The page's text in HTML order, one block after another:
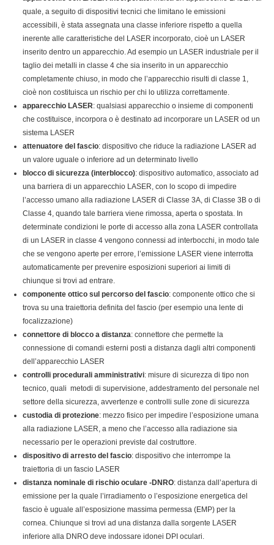
quale, a seguito di dispositivi tecnici che limitano le emissioni
accessibili, è stata assegnata una classe inferiore rispetto a quella
inerente alle caratteristiche del LASER incorporato, cioè un LASER
inserito dentro un apparecchio. Ad esempio un LASER industriale per il
taglio dei metalli in classe 4 che sia inserito in un apparecchio
completamente chiuso, in modo che l’apparecchio risulti di classe 1,
cioè non costituisca un rischio per chi lo utilizza correttamente.
apparecchio LASER: qualsiasi apparecchio o insieme di componenti
che costituisce, incorpora o è destinato ad incorporare un LASER od un
sistema LASER
attenuatore del fascio: dispositivo che riduce la radiazione LASER ad
un valore uguale o inferiore ad un determinato livello
blocco di sicurezza (interblocco): dispositivo automatico, associato ad
una barriera di un apparecchio LASER, con lo scopo di impedire
l’accesso umano alla radiazione LASER di Classe 3A, di Classe 3B o di
Classe 4, quando tale barriera viene rimossa, aperta o spostata. In
determinate condizioni le porte di accesso alla zona LASER controllata
di un LASER in classe 4 vengono connessi ad interbocchi, in modo tale
che se vengono aperte per errore, l’emissione LASER viene interrotta
automaticamente per prevenire esposizioni superiori ai limiti di
chiunque si trovi ad entrare.
componente ottico sul percorso del fascio: componente ottico che si
trova su una traiettoria definita del fascio (per esempio una lente di
focalizzazione)
connettore di blocco a distanza: connettore che permette la
connessione di comandi esterni posti a distanza dagli altri componenti
dell’apparecchio LASER
controlli procedurali amministrativi: misure di sicurezza di tipo non
tecnico, quali metodi di supervisione, addestramento del personale nel
settore della sicurezza, avvertenze e controlli sulle zone di sicurezza
custodia di protezione: mezzo fisico per impedire l’esposizione umana
alla radiazione LASER, a meno che l’accesso alla radiazione sia
necessario per le operazioni previste dal costruttore.
dispositivo di arresto del fascio: dispositivo che interrompe la
traiettoria di un fascio LASER
distanza nominale di rischio oculare -DNRO: distanza dall’apertura di
emissione per la quale l’irradiamento o l’esposizione energetica del
fascio è uguale all’esposizione massima permessa (EMP) per la
cornea. Chiunque si trovi ad una distanza dalla sorgente LASER
inferiore alla DNRO deve indossare idonei DPI oculari.